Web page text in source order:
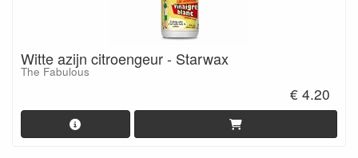
Witte azijn citroengeur - Starwax
The Fabulous
€ 4.20